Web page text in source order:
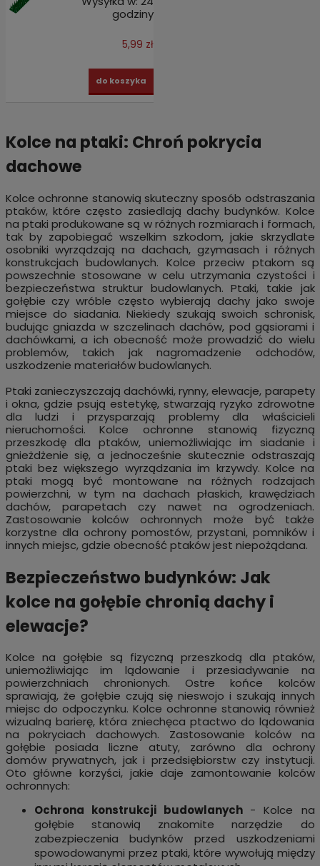
godziny
5,99 zł
do koszyka
Kolce na ptaki: Chroń pokrycia
dachowe
Kolce ochronne stanowią skuteczny sposób odstraszania
ptaków, które często zasiedlają dachy budynków. Kolce
na ptaki produkowane są w różnych rozmiarach i formach,
tak by zapobiegać wszelkim szkodom, jakie skrzydlate
osobniki wyrządzają na dachach, gzymasach i różnych
konstrukcjach budowlanych. Kolce przeciw ptakom są
powszechnie stosowane w celu utrzymania czystości i
bezpieczeństwa struktur budowlanych. Ptaki, takie jak
gołębie czy wróble często wybierają dachy jako swoje
miejsce do siadania. Niekiedy szukają swoich schronisk,
budując gniazda w szczelinach dachów, pod gąsiorami i
dachówkami, a ich obecność może prowadzić do wielu
problemów, takich jak nagromadzenie odchodów,
uszkodzenie materiałów budowlanych.
Ptaki zanieczyszczają dachówki, rynny, elewacje, parapety
i okna, gdzie psują estetykę, stwarzają ryzyko zdrowotne
dla ludzi i przysparzają problemy dla właścicieli
nieruchomości. Kolce ochronne stanowią fizyczną
przeszkodę dla ptaków, uniemożliwiając im siadanie i
gnieżdżenie się, a jednocześnie skutecznie odstraszają
ptaki bez większego wyrządzania im krzywdy. Kolce na
ptaki mogą być montowane na różnych rodzajach
powierzchni, w tym na dachach płaskich, krawędziach
dachów, parapetach czy nawet na ogrodzeniach.
Zastosowanie kolców ochronnych może być także
korzystne dla ochrony pomostów, przystani, pomników i
innych miejsc, gdzie obecność ptaków jest niepożądana.
Bezpieczeństwo budynków: Jak
kolce na gołębie chronią dachy i
elewacje?
Kolce na gołębie są fizyczną przeszkodą dla ptaków,
uniemożliwiając im lądowanie i przesiadywanie na
powierzchniach chronionych. Ostre końce kolców
sprawiają, że gołębie czują się nieswojo i szukają innych
miejsc do odpoczynku. Kolce ochronne stanowią również
wizualną barierę, która zniechęca ptactwo do lądowania
na pokryciach dachowych. Zastosowanie kolców na
gołębie posiada liczne atuty, zarówno dla ochrony
domów prywatnych, jak i przedsiębiorstw czy instytucji.
Oto główne korzyści, jakie daje zamontowanie kolców
ochronnych:
Ochrona konstrukcji budowlanych - Kolce na
gołębie stanowią znakomite narzędzie do
zabezpieczenia budynków przed uszkodzeniami
spowodowanymi przez ptaki, które wywołują między